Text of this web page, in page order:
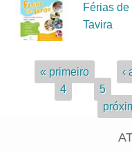
Férias
Tavira
Páginas« primeiro ‹
4
5